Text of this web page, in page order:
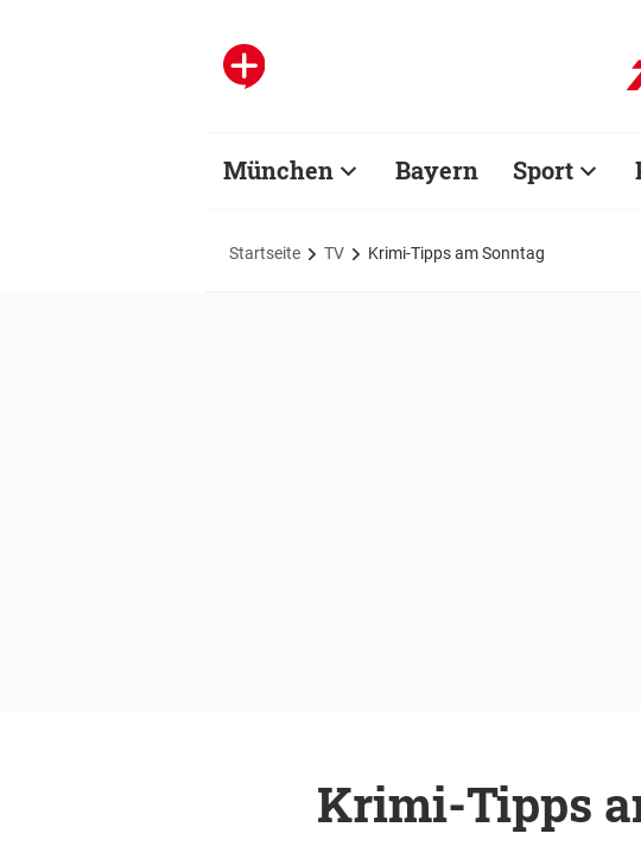
München Bayern Sport
Startseite TV Krimi-Tipps am Sonntag
Krimi-Tipps